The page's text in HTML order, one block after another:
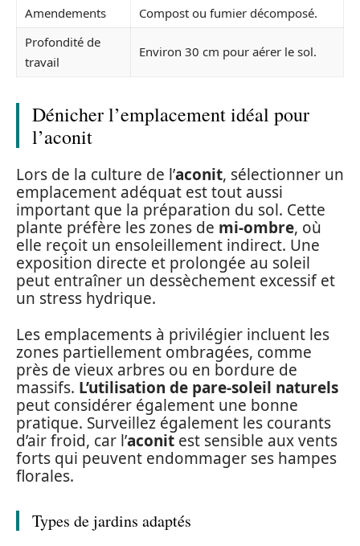
Amendements
Compost ou fumier décomposé.
Profondité de
travail
Environ 30 cm pour aérer le sol.
Dénicher l’emplacement idéal pour
l’aconit
Lors de la culture de l’aconit, sélectionner un
emplacement adéquat est tout aussi
important que la préparation du sol. Cette
plante préfère les zones de mi-ombre, où
elle reçoit un ensoleillement indirect. Une
exposition directe et prolongée au soleil
peut entraîner un dessèchement excessif et
un stress hydrique.
Les emplacements à privilégier incluent les
zones partiellement ombragées, comme
près de vieux arbres ou en bordure de
massifs. L’utilisation de pare-soleil naturels
peut considérer également une bonne
pratique. Surveillez également les courants
d’air froid, car l’aconit est sensible aux vents
forts qui peuvent endommager ses hampes
florales.
Types de jardins adaptés